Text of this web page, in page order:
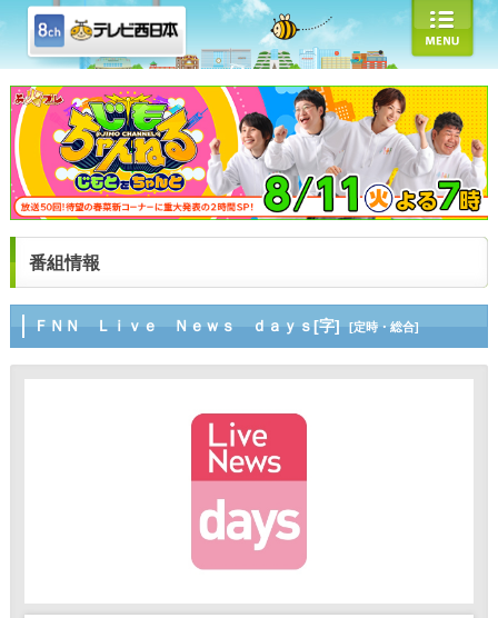
番組情報
ＦＮＮ Ｌｉｖｅ Ｎｅｗｓ ｄａｙｓ[字] [定時・総合]